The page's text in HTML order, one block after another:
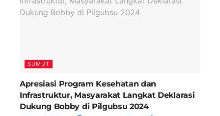
SUMUT
Apresiasi Program Kesehatan dan
Infrastruktur, Masyarakat Langkat Deklarasi
Dukung Bobby di Pilgubsu 2024